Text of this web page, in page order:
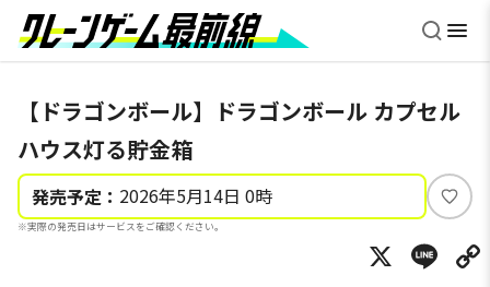
【ドラゴンボール】ドラゴンボール カプセル
ハウス灯る貯金箱
発売予定： 2026年5月14日 0時
※実際の発売日はサービスをご確認ください。
い
ね
X